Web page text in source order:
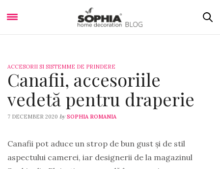
ACCESORII SI SISTEMME DE PRINDERE
Canafii, accesoriile
vedetă pentru draperie
7 DECEMBER 2020 by SOPHIA ROMANIA
Canafii pot aduce un strop de bun gust și de stil
aspectului camerei, iar designerii de la magazinul